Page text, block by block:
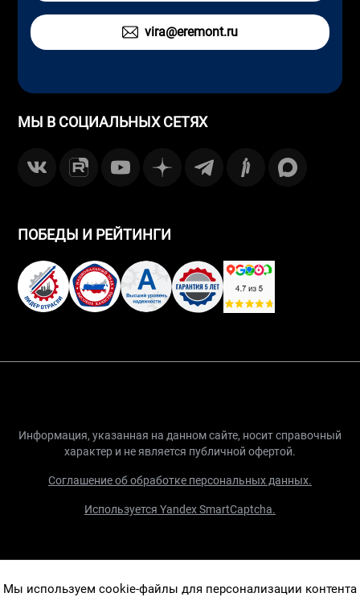
vira@eremont.ru
МЫ В СОЦИАЛЬНЫХ СЕТЯХ
ПОБЕДЫ И РЕЙТИНГИ
Информация, указанная на данном сайте, носит справочный
характер и не является публичной офертой.
Соглашение об обработке персональных данных.
Используется Yandex SmartCaptcha.
Мы используем cookie-файлы для персонализации контента